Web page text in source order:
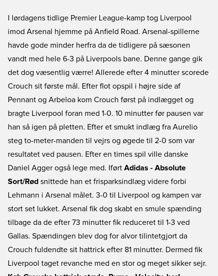
I lørdagens tidlige Premier League-kamp tog Liverpool
imod Arsenal hjemme på Anfield Road. Arsenal-spillerne
havde gode minder herfra da de tidligere på sæsonen
vandt med hele 6-3 på Liverpools bane. Denne gange gik
det dog væsentlig værre! Allerede efter 4 minutter scorede
Crouch sit første mål. Efter flot opspil i højre side af
Pennant og Arbeloa kom Crouch først på indlægget og
bragte Liverpool foran med 1-0. 10 minutter før pausen var
han så igen på pletten. Efter et smukt indlæg fra Aurelio
steg to-meter-manden til vejrs og øgede til 2-0 som var
resultatet ved pausen. Efter en times spil ville danske
Daniel Agger også lege med. Iført Adidas - Absolute
Sort/Rød snittede han et frisparksindlæg videre forbi
Lehmann i Arsenal målet. 3-0 til Liverpool og kampen var
stort set lukket. Arsenal fik dog skabt en smule spænding
tilbage da de efter 73 minutter fik reduceret til 1-3 ved
Gallas. Spændingen blev dog for alvor tilintetgjort da
Crouch fuldendte sit hattrick efter 81 minutter. Dermed fik
Liverpool taget revanche med en stor og meget sikker sejr.